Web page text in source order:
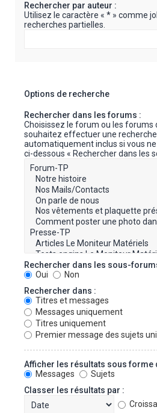
Rechercher par auteur :
Utilisez le caractère « * » comme
recherches partielles.
Options de recherche
Rechercher dans les forums :
Choisissez le forum ou les forums
souhaitez effectuer une
automatiquement inclus si vous
ci-dessous « Rechercher dans les
Rechercher dans les sous-
Oui
Non
Rechercher dans :
Titres et messages
Messages uniquement
Titres uniquement
Premier message des sujets
Afficher les résultats sous forme
Messages
Sujets
Classer les résultats par :